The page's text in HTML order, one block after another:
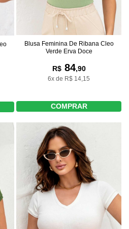
Blusa Feminina De Ribana Cleo
Verde Erva Doce
R$84,90
6x de R$ 14,15
COMPRAR